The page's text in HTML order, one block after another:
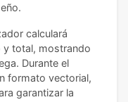
calculará
y total, mostrando
Durante el
formato vectorial,
garantizar la